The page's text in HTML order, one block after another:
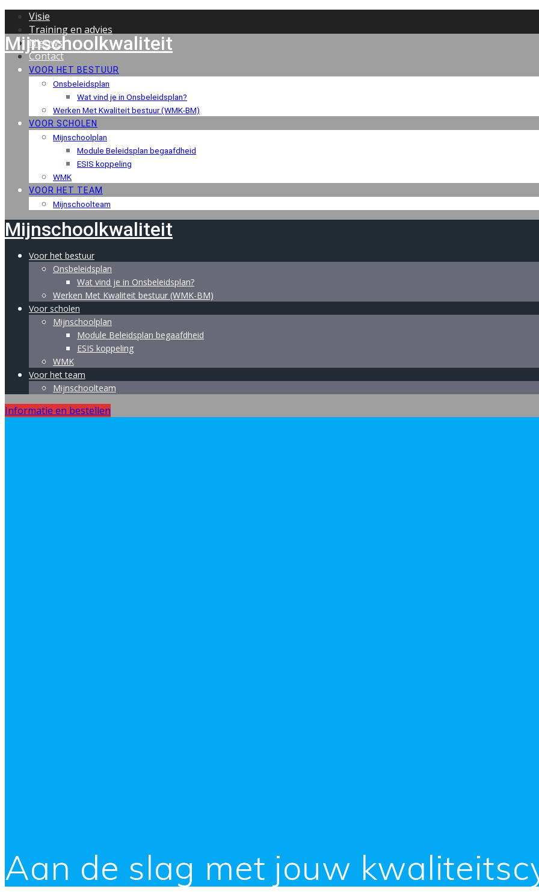
Skip
content
Visie
Training en advies
Nieuws
Contact
Mijnschoolkwaliteit
VOOR HET BESTUUR
Onsbeleidsplan
Wat vind je in Onsbeleidsplan?
Werken Met Kwaliteit bestuur (WMK-BM)
VOOR SCHOLEN
Mijnschoolplan
Module Beleidsplan begaafdheid
ESIS koppeling
WMK
VOOR HET TEAM
Mijnschoolteam
Mijnschoolkwaliteit
Voor het bestuur
Onsbeleidsplan
Wat vind je in Onsbeleidsplan?
Werken Met Kwaliteit bestuur (WMK-BM)
Voor scholen
Mijnschoolplan
Module Beleidsplan begaafdheid
ESIS koppeling
WMK
Voor het team
Mijnschoolteam
Informatie en bestellen
Aan de slag met jouw